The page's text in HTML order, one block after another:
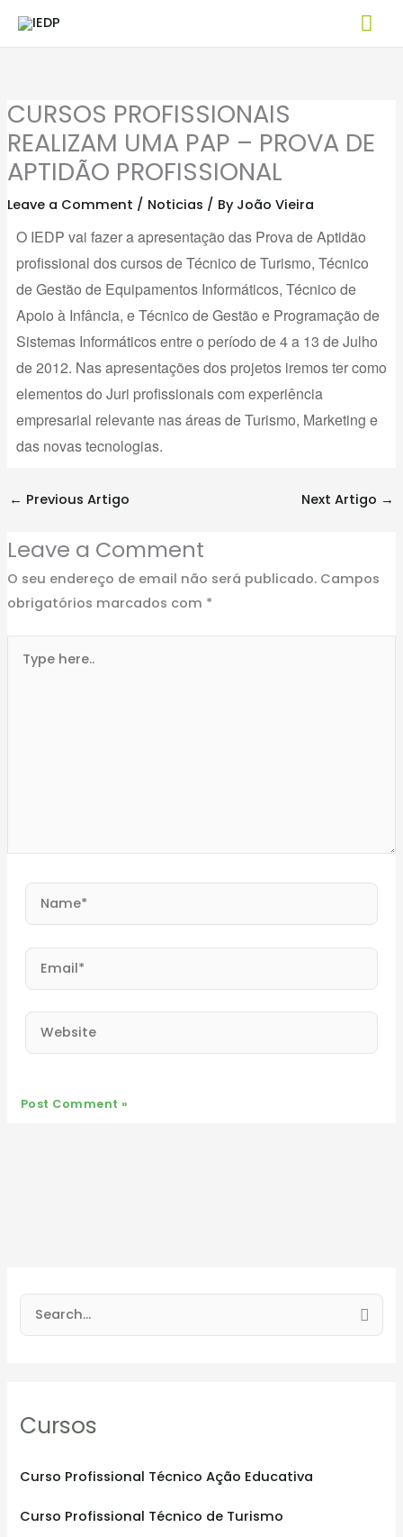
CURSOS PROFISSIONAIS
REALIZAM UMA PAP – PROVA DE
APTIDÃO PROFISSIONAL
Leave a Comment / Noticias / By João Vieira
O IEDP vai fazer a apresentação das Prova de Aptidão
profissional dos cursos de Técnico de Turismo, Técnico
de Gestão de Equipamentos Informáticos, Técnico de
Apoio à Infância, e Técnico de Gestão e Programação de
Sistemas Informáticos entre o período de 4 a 13 de Julho
de 2012. Nas apresentações dos projetos iremos ter como
elementos do Juri profissionais com experiência
empresarial relevante nas áreas de Turismo, Marketing e
das novas tecnologias.
← Previous Artigo Next Artigo →
Leave a Comment
O seu endereço de email não será publicado. Campos
obrigatórios marcados com *
here..
Name*
Email*
Website
c
f
r
Cursos
Curso Profissional Técnico Ação Educativa
Curso Profissional Técnico de Turismo